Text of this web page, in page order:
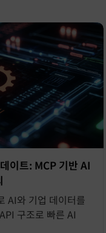
이트: MCP 기반 AI
AI와 기업 데이터를
구조로 빠른 AI